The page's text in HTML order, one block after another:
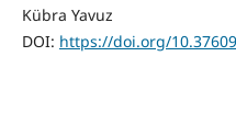
Kübra Yavuz
DOI: https://doi.org/